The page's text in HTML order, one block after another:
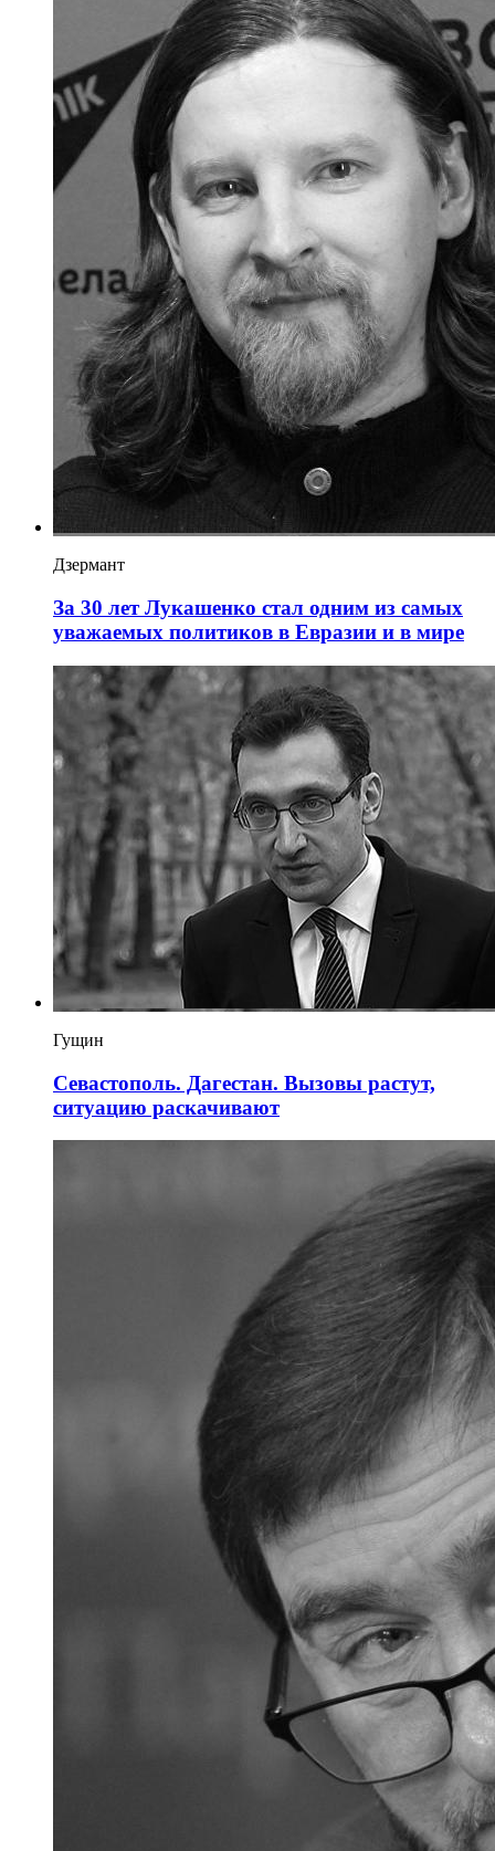
Дзермант
За 30 лет Лукашенко стал одним из самых
уважаемых политиков в Евразии и в мире
Гущин
Севастополь. Дагестан. Вызовы растут,
ситуацию раскачивают